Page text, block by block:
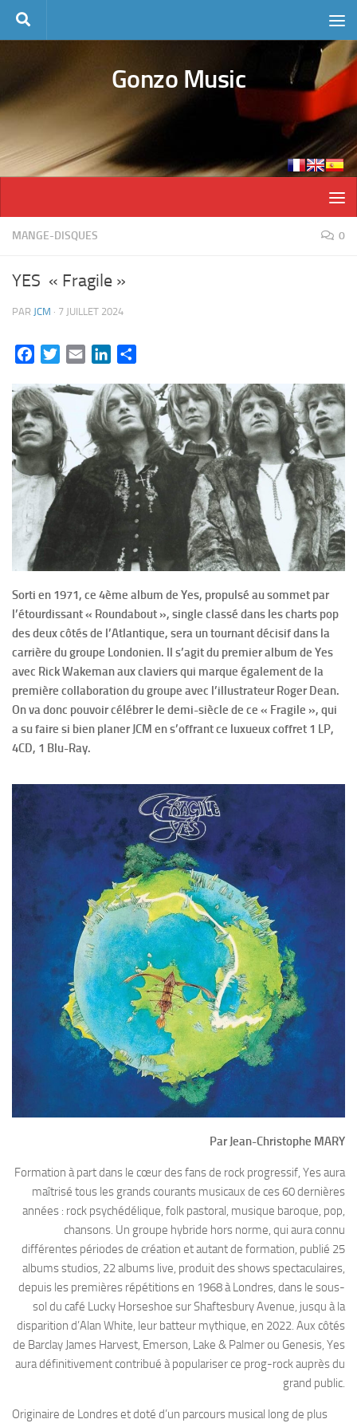
Skip to content
Gonzo Music
MANGE-DISQUES 0
YES « Fragile »
PAR JCM · 7 JUILLET 2024
FacebookTwitterEmail LinkedIn
Sorti en 1971, ce 4ème album de Yes, propulsé au sommet par
l’étourdissant « Roundabout », single classé dans les charts pop
des deux côtés de l’Atlantique, sera un tournant décisif dans la
carrière du groupe Londonien. Il s’agit du premier album de Yes
avec Rick Wakeman aux claviers qui marque également de la
première collaboration du groupe avec l’illustrateur Roger Dean.
On va donc pouvoir célébrer le demi-siècle de ce « Fragile », qui
a su faire si bien planer JCM en s’offrant ce luxueux coffret 1 LP,
4CD, 1 Blu-Ray.
Par Jean-Christophe MARY
Formation à part dans le cœur des fans de rock progressif, Yes aura
maîtrisé tous les grands courants musicaux de ces 60 dernières
années : rock psychédélique, folk pastoral, musique baroque, pop,
chansons. Un groupe hybride hors norme, qui aura connu
différentes périodes de création et autant de formation, publié 25
albums studios, 22 albums live, produit des shows spectaculaires,
depuis les premières répétitions en 1968 à Londres, dans le sous-
sol du café Lucky Horseshoe sur Shaftesbury Avenue, jusqu à la
disparition d’Alan White, leur batteur mythique, en 2022. Aux côtés
de Barclay James Harvest, Emerson, Lake & Palmer ou Genesis, Yes
aura définitivement contribué à populariser ce prog-rock auprès du
grand public.
Originaire de Londres et doté d’un parcours musical long de plus